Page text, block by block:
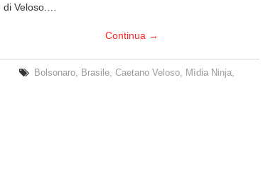
di Veloso.…
Continua →
Bolsonaro Brasile ,Caetano Veloso Mìdia Ninja